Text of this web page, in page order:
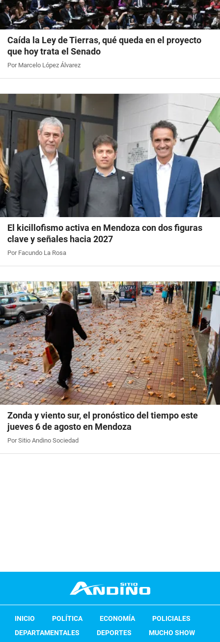
Caída la Ley de Tierras, qué queda en el proyecto
que hoy trata el Senado
Por Marcelo López Álvarez
El kicillofismo activa en Mendoza con dos figuras
clave y señales hacia 2027
Por Facundo La Rosa
Zonda y viento sur, el pronóstico del tiempo este
jueves 6 de agosto en Mendoza
Por Sitio Andino Sociedad
INICIO POLÍTICA ECONOMÍA
POLICIALES
DEPARTAMENTALES
DEPORTES
MUCHO SHOW